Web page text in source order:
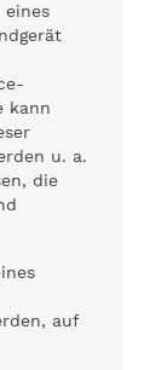
eines
kann
u. a.
die
auf